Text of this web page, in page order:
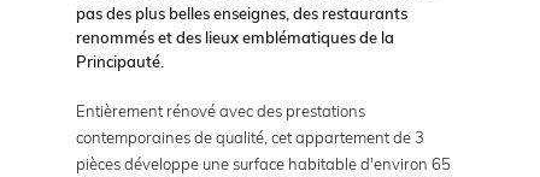
pas des plus belles enseignes, des restaurants
renommés et des lieux emblématiques de la
Principauté.
Entièrement rénové avec des prestations
contemporaines de qualité, cet appartement de 3
pièces développe une surface habitable d'environ 65